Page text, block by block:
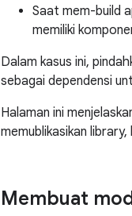
Saat mem-build
memiliki
Dalam kasus ini,
sebagai dependensi
Halaman ini
memublikasikan library,
Membuat